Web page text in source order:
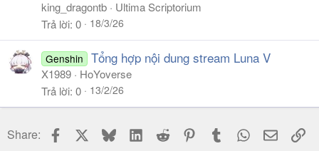
king_dragontb
Ultima Scriptorium
Trả lời 0 18/3/26
Genshin Tổng hợp nội dung stream Luna V
X1989
HoYoverse
Trả lời 0 13/2/26
Share: Facebook BlueskyLinkedIn
Reddit PinterestTumblr WhatsApp
Email